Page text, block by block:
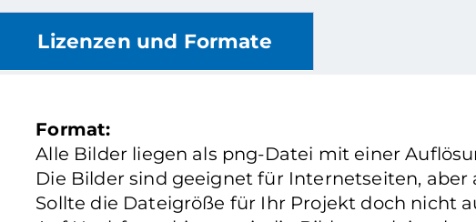
Lizenzen und Formate
Format:
Alle Bilder liegen als png-Datei mit einer
Die Bilder sind geeignet für Internetseiten,
Sollte die Dateigröße für Ihr Projekt doch nicht